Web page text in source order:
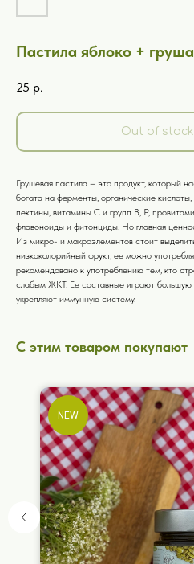
Пастила яблоко + груша
25 р.
Out of stock
Грушевая пастила – это продукт, который
богата на ферменты, органические
пектины, витамины С и групп В, Р,
флавоноиды и фитонциды. Но главная
Из микро- и макроэлементов стоит
низкокалорийный фрукт, ее можно
рекомендовано к употреблению тем, кто
слабым ЖКТ. Ее составные играют большую
укрепляют иммунную систему.
С этим товаром покупают
NEW